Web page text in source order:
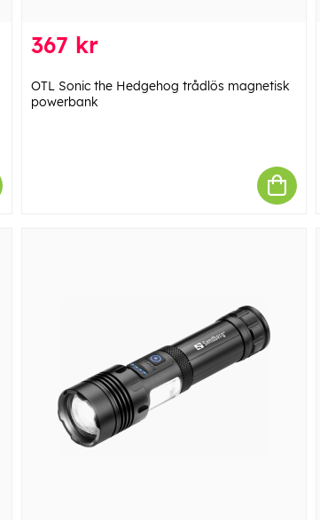
367 kr
OTL Sonic the Hedgehog trådlös magnetisk
powerbank